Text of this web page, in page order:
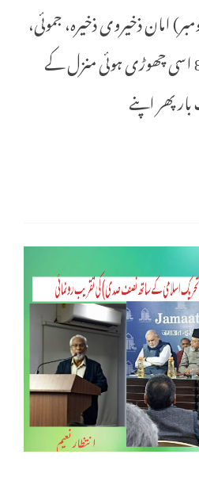
یوم پیدائش 29 نومبر) امان ذخیروی ذخیرہ، جموئی،
بہاررابطہ: 8002260577 اسی چھوڑی ہوئی منزل کے
پھر اپنے